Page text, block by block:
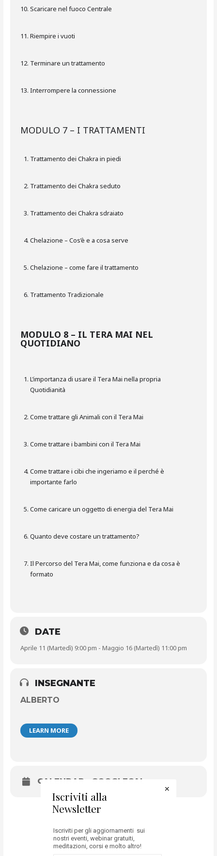
Scaricare nel fuoco Centrale
Riempire i vuoti
Terminare un trattamento
Interrompere la connessione
MODULO 7 – I TRATTAMENTI
Trattamento dei Chakra in piedi
Trattamento dei Chakra seduto
Trattamento dei Chakra sdraiato
Chelazione – Cos’è e a cosa serve
Chelazione – come fare il trattamento
Trattamento Tradizionale
MODULO 8 – IL TERA MAI NEL
QUOTIDIANO
L’importanza di usare il Tera Mai nella propria
Quotidianità
Come trattare gli Animali con il Tera Mai
Come trattare i bambini con il Tera Mai
Come trattare i cibi che ingeriamo e il perché è
importante farlo
Come caricare un oggetto di energia del Tera Mai
Quanto deve costare un trattamento?
Il Percorso del Tera Mai, come funziona e da cosa è
formato
DATE
Aprile 11 (Martedì) 9:00 pm - Maggio 16 (Martedì) 11:00 pm
INSEGNANTE
ALBERTO
LEARN MORE
CALENDAR GOOGLECAL
Iscriviti alla
Newsletter
Iscriviti per gli aggiornamenti sui
nostri eventi, webinar gratuiti,
meditazioni, corsi e molto altro!